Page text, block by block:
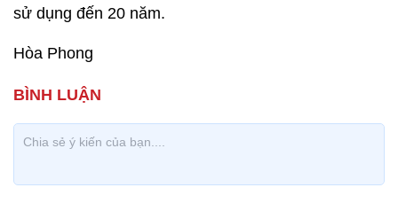
sử dụng đến 20 năm.
Hòa Phong